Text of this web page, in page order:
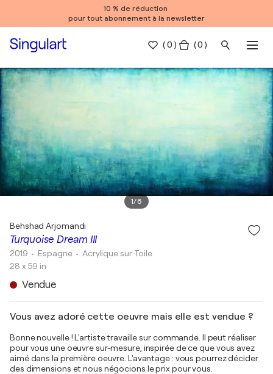
10 % de réduction
pour tout abonnement à la newsletter
(0 ) ( 0 )
1/6
Turquoise Dream III
Behshad Arjomandi
2019 • Espagne • Acrylique sur Toile
28 x 59 in
Vendue
Vous avez adoré cette oeuvre mais elle est vendue ?
Bonne nouvelle ! L'artiste travaille sur commande. Il peut réaliser
pour vous une oeuvre sur-mesure, inspirée de ce que vous avez
aimé dans la première oeuvre. L'avantage : vous pourrez décider
des dimensions et nous négocions le prix pour vous.